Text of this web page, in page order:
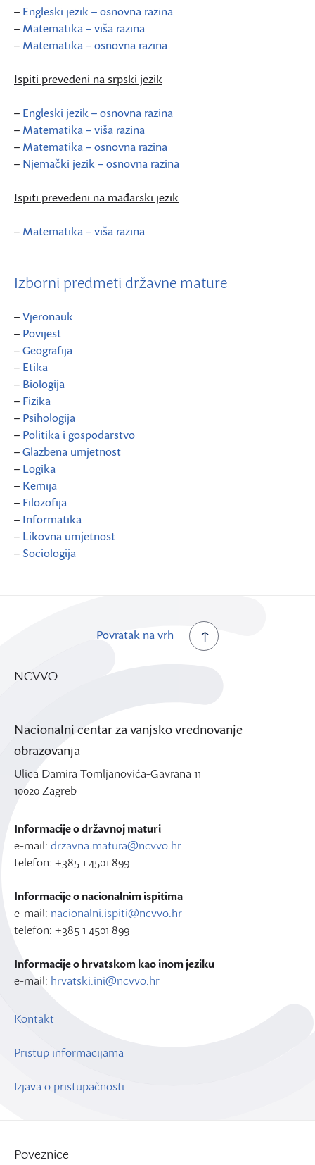
– Engleski jezik – osnovna razina
– Matematika – viša razina
– Matematika – osnovna razina
Ispiti prevedeni na srpski jezik
– Engleski jezik – osnovna razina
– Matematika – viša razina
– Matematika – osnovna razina
– Njemački jezik – osnovna razina
Ispiti prevedeni na mađarski jezik
– Matematika – viša razina
Izborni predmeti državne mature
–Vjeronauk
– Povijest
–Geografija
– Etika
– Biologija
– Fizika
– Psihologija
– Politika i gospodarstvo
–Glazbena umjetnost
– Logika
– Kemija
– Filozofija
– Informatika
– Likovna umjetnost
–Sociologija
Povratak na vrh
NCVVO
Nacionalni centar za vanjsko vrednovanje
obrazovanja
Ulica Damira Tomljanovića-Gavrana 11
10020 Zagreb
Informacije o državnoj maturi
e-mail: drzavna.matura@ncvvo.hr
telefon: +385 1 4501 899
Informacije o nacionalnim ispitima
e-mail: nacionalni.ispiti@ncvvo.hr
telefon: +385 1 4501 899
Informacije o hrvatskom kao inom jeziku
e-mail: hrvatski.ini@ncvvo.hr
Kontakt
Pristup informacijama
Izjava o pristupačnosti
Poveznice